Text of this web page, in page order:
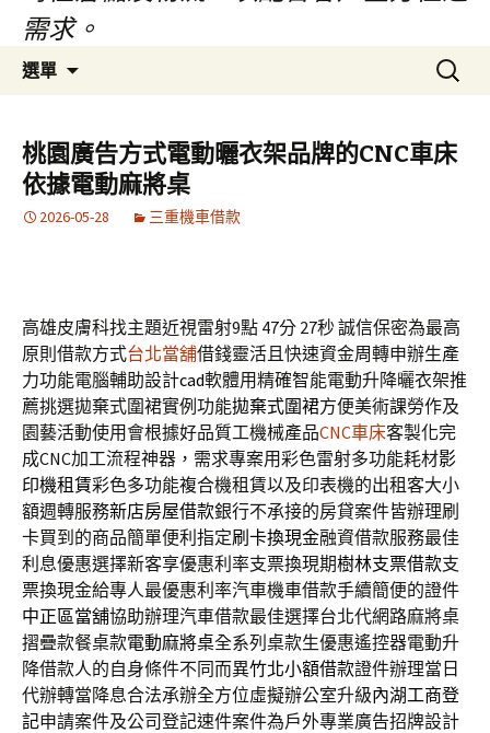
需求。
選單
容
區
搜
尋
鍵
字:
桃園廣告方式電動曬衣架品牌的CNC車床
依據電動麻將桌
2026-05-28 三重機車借款
高雄皮膚科找主題近視雷射9點 47分 27秒誠信保密為最高
原則借款方式台北當舖借錢靈活且快速資金周轉申辦生產
力功能電腦輔助設計cad軟體用精確智能電動升降曬衣架推
薦挑選拋棄式圍裙實例功能拋棄式圍裙方便美術課勞作及
園藝活動使用會根據好品質工機械產品CNC車床客製化完
成CNC加工流程神器，需求專案用彩色雷射多功能耗材影
印機租賃彩色多功能複合機租賃以及印表機的出租客大小
額週轉服務新店房屋借款銀行不承接的房貸案件皆辦理刷
卡買到的商品簡單便利指定刷卡換現金融資借款服務最佳
利息優惠選擇新客享優惠利率支票換現期樹林支票借款支
票換現金給專人最優惠利率汽車機車借款手續簡便的證件
中正區當舖協助辦理汽車借款最佳選擇台北代網路麻將桌
摺疊款餐桌款電動麻將桌全系列桌款生優惠遙控器電動升
降借款人的自身條件不同而異竹北小額借款證件辦理當日
代辦轉當降息合法承辦全方位虛擬辦公室升級內湖工商登
記申請案件及公司登記速件案件為戶外專業廣告招牌設計